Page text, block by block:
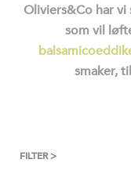
Oliviers&Co har
som vil
smaker,
FILTER >